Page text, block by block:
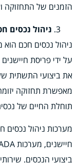
הזמנים של התחזוקה
ניהול נכסים
ניהול נכסים חכם
על ידי פריסת חיישנים
את ביצועי התשתית
מאפשרת תחזוקה
תוחלת החיים של
מערכות ניהול נכסים
ביצועי הנכסים.